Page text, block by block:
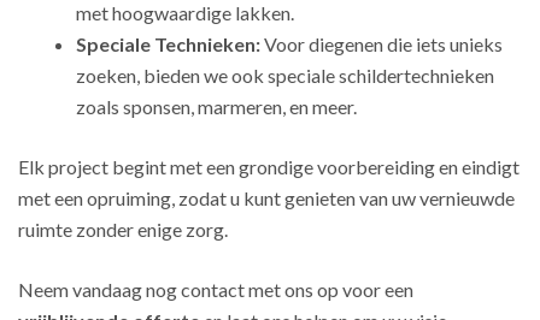
met hoogwaardige lakken.
Speciale Technieken:Voor diegenen die iets unieks
zoeken, bieden we ook speciale schildertechnieken
zoals sponsen, marmeren, en meer.
Elk project begint met een grondige voorbereiding en eindigt
met een opruiming, zodat u kunt genieten van uw vernieuwde
ruimte zonder enige zorg.
Neem vandaag nog contact met ons op voor een